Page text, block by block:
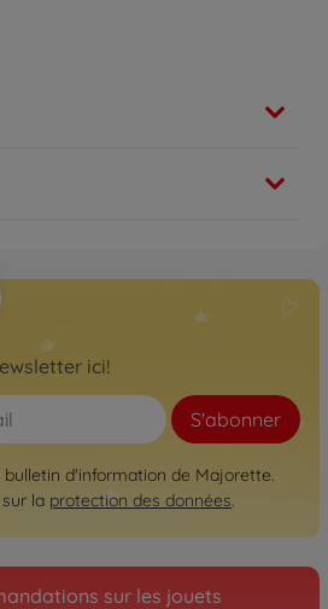
ici!
S'abonner
d'information de Majorette.
la protection des données.
sur les jouets